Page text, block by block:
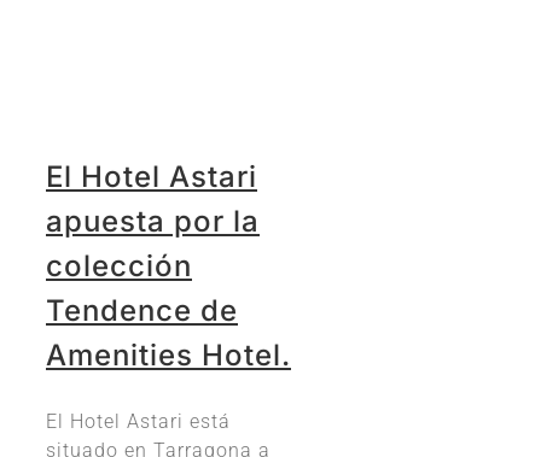
El Hotel Astari
apuesta por la
colección
Tendence de
Amenities Hotel.
El Hotel Astari está
situado en Tarragona a